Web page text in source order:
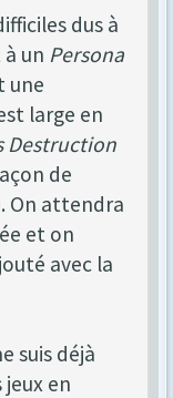
dus à
un Persona
une
large en
Destruction
de
On attendra
et on
avec la
suis déjà
en